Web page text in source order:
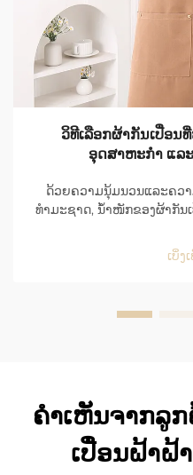
ວິທີເລືອກຜ້າກັນເປື່ອນ
ອຸດສາຫະກຳ ແລ
ດ້ວຍຄວາມນຸ້ມນວນແລະຄວ
ທຳມະຊາດ, ນ້ຳໜັກຂອງຜ້າກັນ
ຝ້າຍຝ້າຍຝ້າຍຝ້າຍຝ້າຍຝ້າຍ
ຝ້າຍຝ້າຍຝ້າຍຝ້າຍຝ້າຍຝ້າຍ
ຝ້າຍຝ້າຍຝ້າຍຝ້າຍຝ້າຍຝ້າຍ
ເບິ່ງ
ຄຳເຫັນຈາກລູ
ເປື່ອນຝ້າຝ້